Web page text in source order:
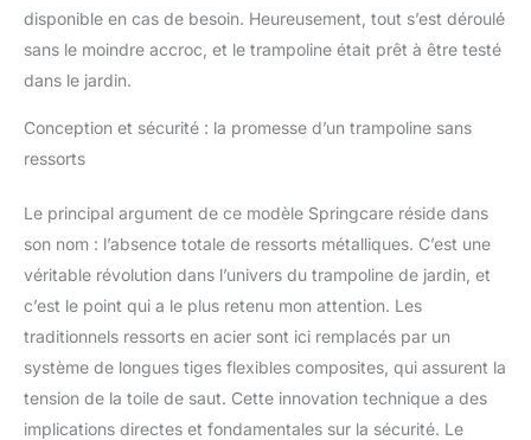
pleinement de leur
rebondissement.
disponible en cas de besoin. Heureusement, tout s’est déroulé
sans le moindre accroc, et le trampoline était prêt à être testé
dans le jardin.
Conception et sécurité : la promesse d’un trampoline sans
ressorts
Le principal argument de ce modèle Springcare réside dans
son nom : l’absence totale de ressorts métalliques. C’est une
véritable révolution dans l’univers du trampoline de jardin, et
c’est le point qui a le plus retenu mon attention. Les
traditionnels ressorts en acier sont ici remplacés par un
système de longues tiges flexibles composites, qui assurent la
tension de la toile de saut. Cette innovation technique a des
implications directes et fondamentales sur la sécurité. Le